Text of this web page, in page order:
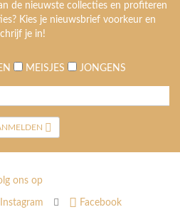
de nieuwste collecties en profiteren
Kies je nieuwsbrief voorkeur en
je in!
MEISJES JONGENS
ons op
Instagram Facebook